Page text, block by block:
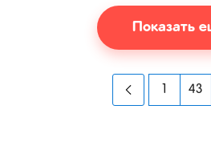
Показать
1 43